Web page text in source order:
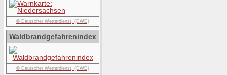
© Deutscher Wetterdienst, (DWD)
Waldbrandgefahrenindex
© Deutscher Wetterdienst, (DWD)